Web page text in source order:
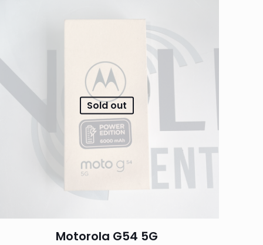
Sold out
Motorola G54 5G